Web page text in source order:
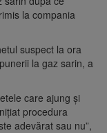
la compania
suspect la ora
la gaz sarin, a
care ajung şi
procedura
adevărat sau nu”,